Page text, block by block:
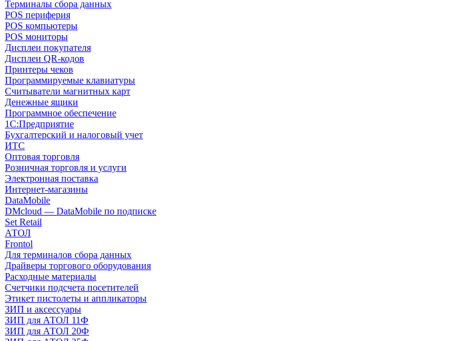
Терминалы сбора данных
POS периферия
POS компьютеры
POS мониторы
Дисплеи покупателя
Дисплеи QR-кодов
Принтеры чеков
Программируемые клавиатуры
Считыватели магнитных карт
Денежные ящики
Программное обеспечение
1С:Предприятие
Бухгалтерский и налоговый учет
ИТС
Оптовая торговля
Розничная торговля и услуги
Электронная поставка
Интернет-магазины
DataMobile
DMcloud — DataMobile по подписке
Set Retail
АТОЛ
Frontol
Для терминалов сбора данных
Драйверы торгового оборудования
Расходные материалы
Счетчики подсчета посетителей
Этикет пистолеты и аппликаторы
ЗИП и аксессуары
ЗИП для АТОЛ 11Ф
ЗИП для АТОЛ 20Ф